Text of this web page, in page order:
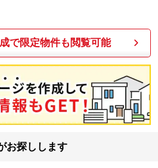
で限定物件も閲覧可能
お探しします